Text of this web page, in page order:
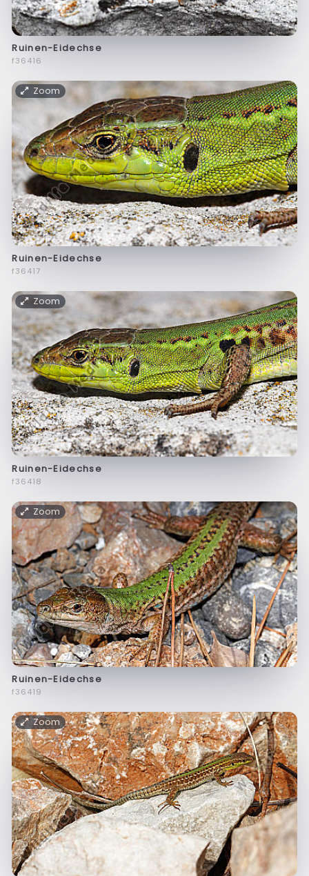
Ruinen-Eidechse
f36416
Zoom
Ruinen-Eidechse
f36417
Zoom
Ruinen-Eidechse
f36418
Zoom
Ruinen-Eidechse
f36419
Zoom